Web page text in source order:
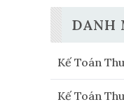
DANH
Kế Toán
Kế Toán